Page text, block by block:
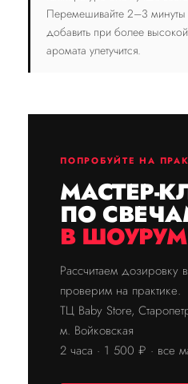
Перемешивайте 2–3 минуты
добавить при более высокой
аромата улетучится.
ПОПРОБУЙТЕ НА
МАСТЕР-
ПО
В
Рассчитаем дозировку
проверим на практике.
ТЦ Baby Store,
м. Войковская
2 часа · 1 500 ₽ · все